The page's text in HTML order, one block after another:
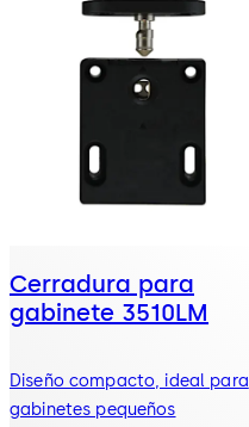
Cerradura para
gabinete 3510LM
Diseño compacto, ideal para
gabinetes pequeños